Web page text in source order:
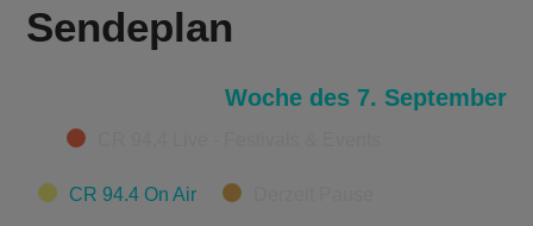
Sendeplan
Woche des 7. September
Categories
CR 94.4 On Air